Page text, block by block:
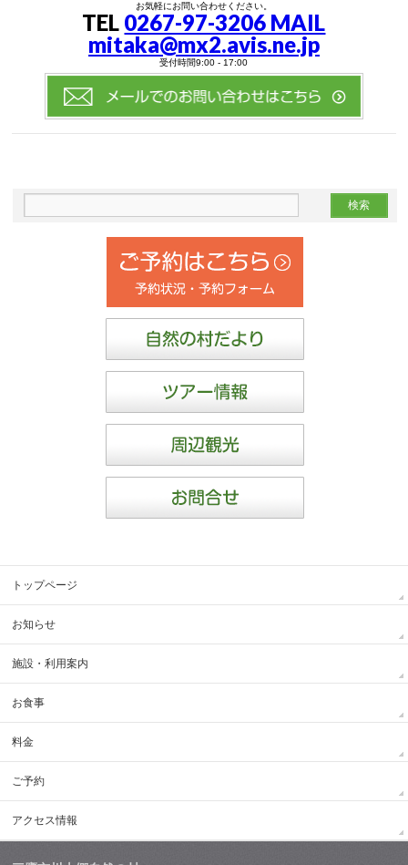
お気軽にお問い合わせください。
TEL 0267-97-3206 MAIL
mitaka@mx2.avis.ne.jp
受付時間9:00 - 17:00
トップページ
お知らせ
施設・利用案内
お食事
料金
ご予約
アクセス情報